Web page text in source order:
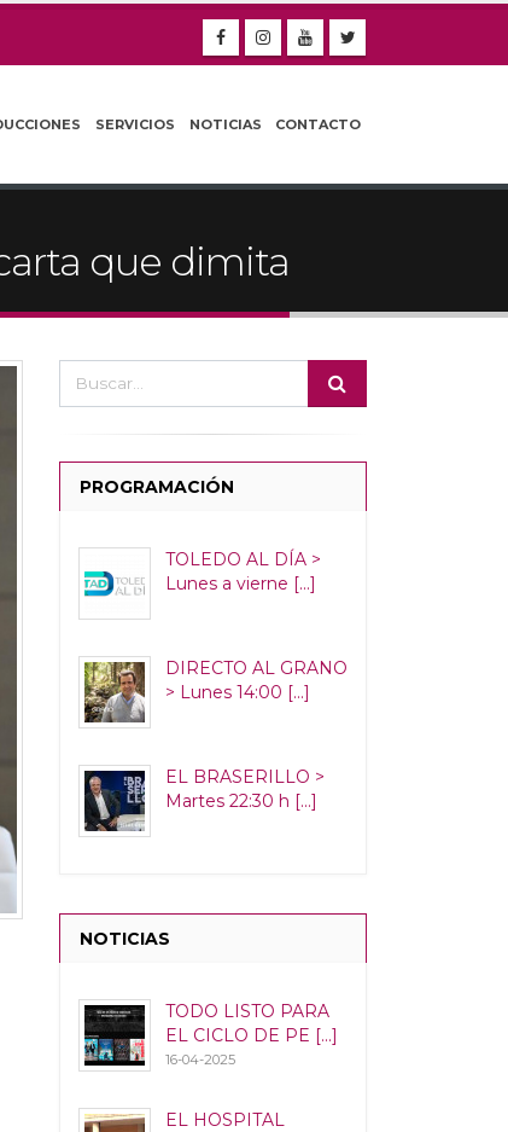
SERVICIOS NOTICIAS CONTACTO
que dimita
PROGRAMACIÓN
TOLEDO AL DÍA >
Lunes a vierne [...]
DIRECTO AL GRANO
> Lunes 14:00 [...]
EL BRASERILLO >
Martes 22:30 h [...]
NOTICIAS
TODO LISTO PARA
EL CICLO DE PE [...]
16-04-2025
EL HOSPITAL